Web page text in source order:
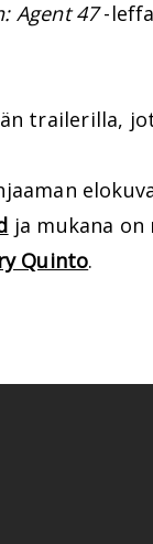
Agent 47-
trailerilla,
ja mukana on
Quinto.